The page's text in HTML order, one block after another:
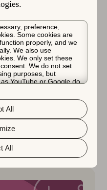
preference,
Some cookies are
properly, and we
We also use
We only set these
We do not set
purposes, but
YouTube or Google do.
data and the
read our
your cookie settings
“Customize” button.
All
All
up for an
用市场洞察相关